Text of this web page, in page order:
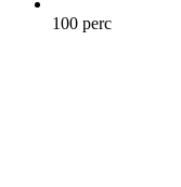
100 perc